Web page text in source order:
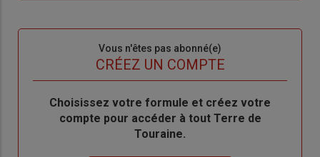
Vous n'êtes pas abonné(e)
CRÉEZ UN COMPTE
BodyChoisissez votre formule et créez votre
compte pour accéder à tout Terre de
Touraine.